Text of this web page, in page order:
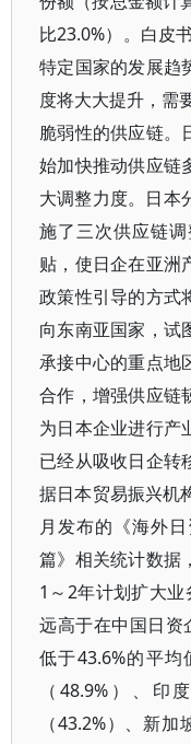
比23.0%）。白皮
特定国家的发展趋
度将大大提升，需
脆弱性的供应链。
始加快推动供应链
大调整力度。日本
施了三次供应链
贴，使日企在亚洲
政策性引导的方式
向东南亚国家，试
承接中心的重点地
合作，增强供应链
为日本企业进行产
已经从吸收日企转
据日本贸易振兴机
月发布的《海外
篇》相关统计数据
1～2年计划扩大
远高于在中国日资
低于43.6%的平
（48.9%）、印
（43.2%）、新